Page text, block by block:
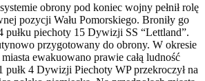
obrony pod koniec wojny pełnił rolę
pozycji Wału Pomorskiego. Broniły go
pułku piechoty 15 Dywizji SS “Lettland”.
przygotowany do obrony. W okresie
ewakuowano prawie całą ludność
pułk 4 Dywizji Piechoty WP przekroczył na